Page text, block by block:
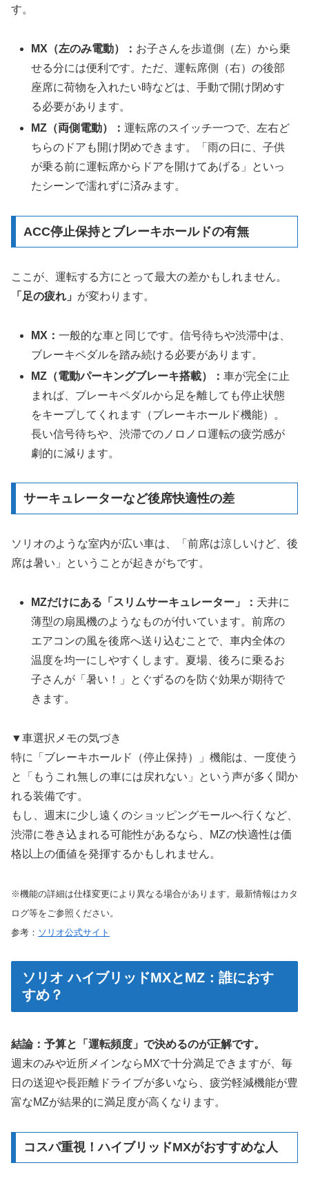
す。
MX（左のみ電動）： お子さんを歩道側（左）から乗
せる分には便利です。ただ、運転席側（右）の後部
座席に荷物を入れたい時などは、手動で開け閉めす
る必要があります。
MZ（両側電動）：運転席のスイッチ一つで、左右ど
ちらのドアも開け閉めできます。「雨の日に、子供
が乗る前に運転席からドアを開けてあげる」といっ
たシーンで濡れずに済みます。
ACC停止保持とブレーキホールドの有無
ここが、運転する方にとって最大の差かもしれません。
「足の疲れ」 が変わります。
MX：一般的な車と同じです。信号待ちや渋滞中は、
ブレーキペダルを踏み続ける必要があります。
MZ（電動パーキングブレーキ搭載）：車が完全に止
まれば、ブレーキペダルから足を離しても停止状態
をキープしてくれます（ブレーキホールド機能）。
長い信号待ちや、渋滞でのノロノロ運転の疲労感が
劇的に減ります。
サーキュレーターなど後席快適性の差
ソリオのような室内が広い車は、「前席は涼しいけど、後
席は暑い」ということが起きがちです。
MZだけにある「スリムサーキュレーター」： 天井に
薄型の扇風機のようなものが付いています。前席の
エアコンの風を後席へ送り込むことで、車内全体の
温度を均一にしやすくします。夏場、後ろに乗るお
子さんが「暑い！」とぐずるのを防ぐ効果が期待で
きます。
▼車選択メモの気づき
特に「ブレーキホールド（停止保持）」機能は、一度使う
と「もうこれ無しの車には戻れない」という声が多く聞か
れる装備です。
もし、週末に少し遠くのショッピングモールへ行くなど、
渋滞に巻き込まれる可能性があるなら、MZの快適性は価
格以上の価値を発揮するかもしれません。
※機能の詳細は仕様変更により異なる場合があります。最新情報はカタ
ログ等をご参照ください。
参考： ソリオ公式サイト
ソリオ ハイブリッドMXとMZ：誰におす
すめ？
結論：予算と「運転頻度」で決めるのが正解です。
週末のみや近所メインならMXで十分満足できますが、毎
日の送迎や長距離ドライブが多いなら、疲労軽減機能が豊
富なMZが結果的に満足度が高くなります。
コスパ重視！ハイブリッドMXがおすすめな人